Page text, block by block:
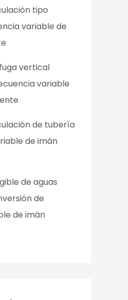
tipo
variable de
vertical
variable
de tubería
de imán
de aguas
de
de imán